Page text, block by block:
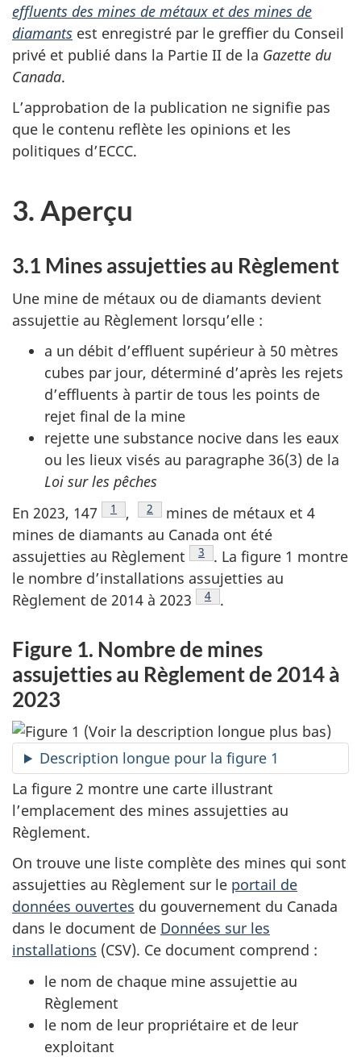
effluents des mines de métaux et des mines de
diamants est enregistré par le greffier du Conseil
privé et publié dans la Partie II de la Gazette du
Canada.
L’approbation de la publication ne signifie pas
que le contenu reflète les opinions et les
politiques d’ECCC.
3. Aperçu
3.1 Mines assujetties au Règlement
Une mine de métaux ou de diamants devient
assujettie au Règlement lorsqu’elle :
a un débit d’effluent supérieur à 50 mètres
cubes par jour, déterminé d’après les rejets
d’effluents à partir de tous les points de
rejet final de la mine
rejette une substance nocive dans les eaux
ou les lieux visés au paragraphe 36(3) de la
Loi sur les pêches
En 2023, 147
Note de bas de page
1 , Note de bas de page
2
mines de métaux et 4
mines de diamants au Canada ont été
assujetties au Règlement
Note de bas de page
3
. La figure 1 montre
le nombre d’installations assujetties au
Règlement de 2014 à 2023
Note de bas de page
4 .
Figure 1. Nombre de mines
assujetties au Règlement de 2014 à
2023
Description longue pour la figure 1
La figure 2 montre une carte illustrant
l’emplacement des mines assujetties au
Règlement.
On trouve une liste complète des mines qui sont
assujetties au Règlement sur le portail de
données ouvertes du gouvernement du Canada
dans le document de Données sur les
installations (CSV). Ce document comprend :
le nom de chaque mine assujettie au
Règlement
le nom de leur propriétaire et de leur
exploitant